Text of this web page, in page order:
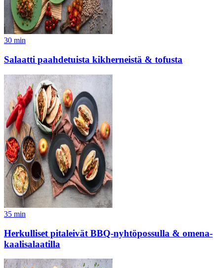
30 min
Salaatti paahdetuista kikherneistä & tofusta
35 min
Herkulliset pitaleivät BBQ-nyhtöpossulla & omena-
kaalisalaatilla